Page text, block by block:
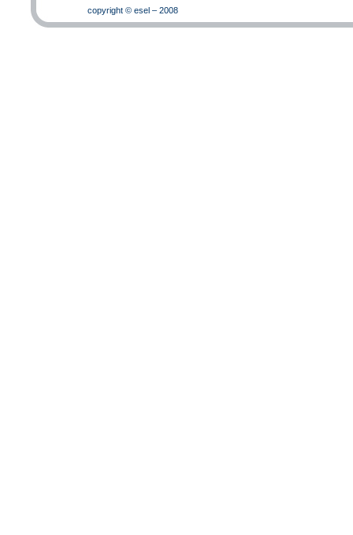
copyright © esel – 2008